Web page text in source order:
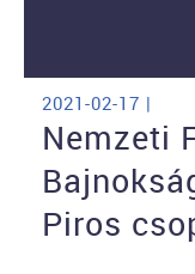
2021-02-17 |
Nemzeti
Piros